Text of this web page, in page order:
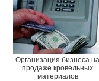
Организация бизнеса на
продаже кровельных
материалов